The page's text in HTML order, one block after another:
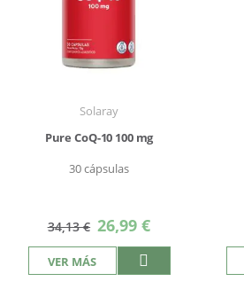
Solaray
Pure CoQ-10 100 mg
30 cápsulas
34,13 € Precio
especial
26,99 €
VER MÁS